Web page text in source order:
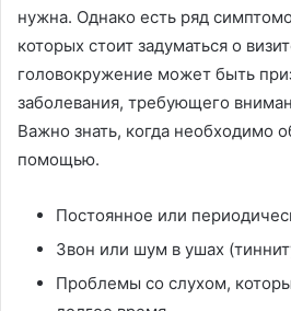
нужна. Однако есть ряд
которых стоит задуматься о
головокружение может быть
заболевания, требующего
Важно знать, когда необходимо
помощью.
Постоянное или
Звон или шум в ушах
Проблемы со слухом,